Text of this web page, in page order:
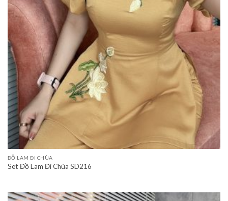
ĐỒ LAM ĐI CHÙA
Set Đồ Lam Đi Chùa SD216